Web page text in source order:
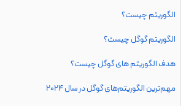
الگوریتم چیست؟
الگوریتم گوگل چیست؟
هدف الگوریتم های گوگل چیست؟
مهم‌ترین الگوریتم‌های گوگل در سال ۲۰۲۴